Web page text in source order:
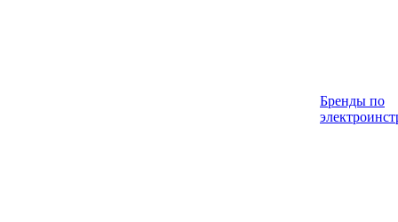
Бренды по